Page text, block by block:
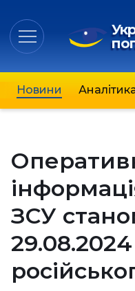
Новини
ЗСУ